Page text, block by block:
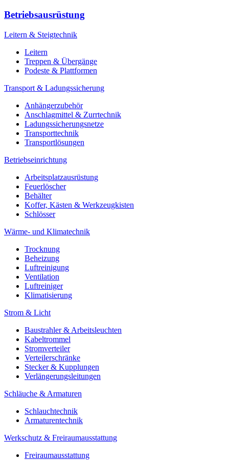
Betriebsausrüstung
Leitern & Steigtechnik
Leitern
Treppen & Übergänge
Podeste & Plattformen
Transport & Ladungssicherung
Anhängerzubehör
Anschlagmittel & Zurrtechnik
Ladungssicherungsnetze
Transporttechnik
Transportlösungen
Betriebseinrichtung
Arbeitsplatzausrüstung
Feuerlöscher
Behälter
Koffer, Kästen & Werkzeugkisten
Schlösser
Wärme- und Klimatechnik
Trocknung
Beheizung
Luftreinigung
Ventilation
Luftreiniger
Klimatisierung
Strom & Licht
Baustrahler & Arbeitsleuchten
Kabeltrommel
Stromverteiler
Verteilerschränke
Stecker & Kupplungen
Verlängerungs­leitungen
Schläuche & Armaturen
Schlauchtechnik
Armaturentechnik
Werkschutz & Freiraumausstattung
Freiraumausstattung